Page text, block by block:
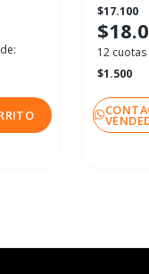
$17.100
12
$1.500